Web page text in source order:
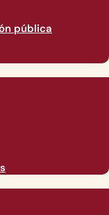
pública